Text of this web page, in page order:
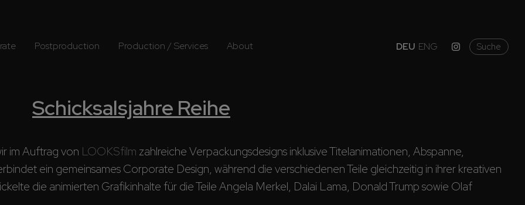
Postproduction Production / Services About DEU ENG Suche
Schicksalsjahre Reihe
im Auftrag von LOOKSfilm zahlreiche Verpackungsdesigns inklusive Titelanimationen, Abspanne,
ein gemeinsames Corporate Design, während die verschiedenen Teile gleichzeitig in ihrer kreativen
die animierten Grafikinhalte für die Teile Angela Merkel, Dalai Lama, Donald Trump sowie Olaf